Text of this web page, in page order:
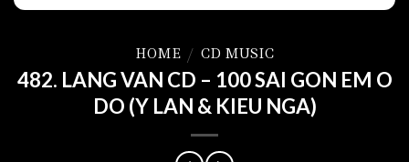
HOME / CD MUSIC
482. LANG VAN CD – 100 SAI GON EM O
DO (Y LAN & KIEU NGA)